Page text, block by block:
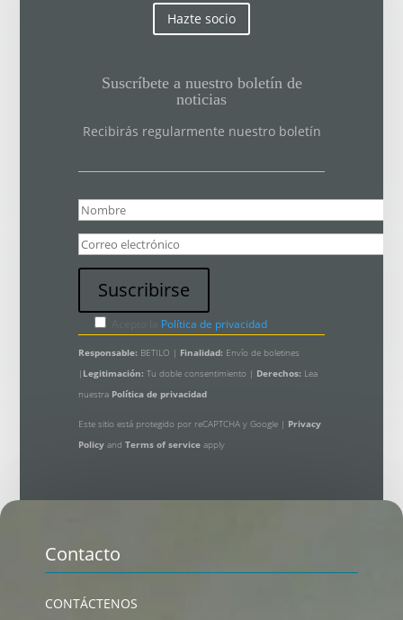
Hazte socio
Suscríbete a nuestro boletín de
noticias
Recibirás regularmente nuestro boletín
Política de privacidad
Responsable: BETILO | Finalidad: Envío de boletines
| Legitimación: Tu doble consentimiento | Derechos: Lea
nuestra Política de privacidad
Este sitio está protegido por reCAPTCHA y Google | Privacy
Policy and Terms of serviceapply
Contacto
CONTÁCTENOS